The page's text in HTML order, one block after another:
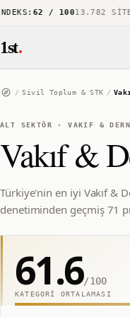
:62 / 10013.782 SITE
1st.
/ Sivil Toplum & STK /
ALT SEKTÖR ·VAKIF &
Vakıf &
Türkiye'nin en iyi Vakıf &
denetiminden geçmiş 71
61.6/100
KATEGORI ORTALAMASI